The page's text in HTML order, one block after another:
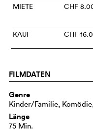
MIETE CHF
KAUF CHF
FILMDATEN
Genre
Kinder/Familie,
Länge
75 Min.